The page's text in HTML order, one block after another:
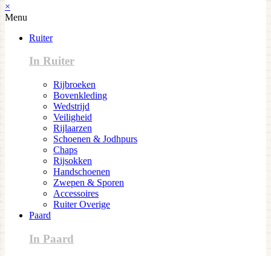
×
Menu
Ruiter
In Ruiter
Rijbroeken
Bovenkleding
Wedstrijd
Veiligheid
Rijlaarzen
Schoenen & Jodhpurs
Chaps
Rijsokken
Handschoenen
Zwepen & Sporen
Accessoires
Ruiter Overige
Paard
In Paard